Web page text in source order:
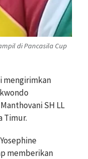
di Pancasila Cup
mengirimkan
SH LL
Timur.
memberikan